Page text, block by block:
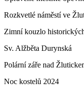
Rozkvetlé náměstí ve
Zimní kouzlo
Sv. Alžběta Durynská
Polární záře nad
Noc kostelů 2024